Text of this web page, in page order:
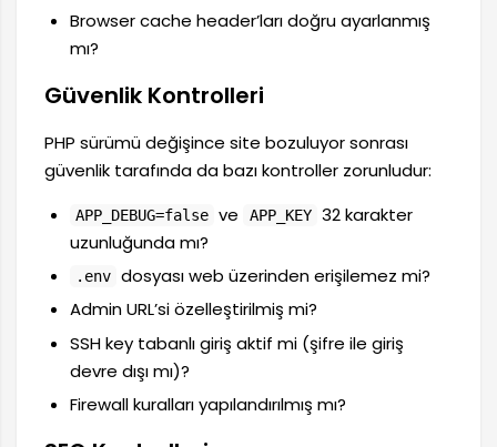
Browser cache header’ları doğru ayarlanmış
mı?
Güvenlik Kontrolleri
PHP sürümü değişince site bozuluyor sonrası
güvenlik tarafında da bazı kontroller zorunludur:
APP_DEBUG=false ve APP_KEY 32 karakter
uzunluğunda mı?
.env dosyası web üzerinden erişilemez mi?
Admin URL’si özelleştirilmiş mi?
SSH key tabanlı giriş aktif mi (şifre ile giriş
devre dışı mı)?
Firewall kuralları yapılandırılmış mı?